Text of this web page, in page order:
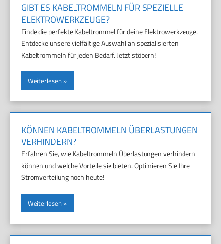
GIBT ES KABELTROMMELN FÜR SPEZIELLE
ELEKTROWERKZEUGE?
Finde die perfekte Kabeltrommel für deine Elektrowerkzeuge.
Entdecke unsere vielfältige Auswahl an spezialisierten
Kabeltrommeln für jeden Bedarf. Jetzt stöbern!
Weiterlesen
KÖNNEN KABELTROMMELN ÜBERLASTUNGEN
VERHINDERN?
Erfahren Sie, wie Kabeltrommeln Überlastungen verhindern
können und welche Vorteile sie bieten. Optimieren Sie Ihre
Stromverteilung noch heute!
Weiterlesen